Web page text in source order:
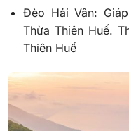
Đèo Hải Vân:
Thừa Thiên Huế.
Thiên Huế